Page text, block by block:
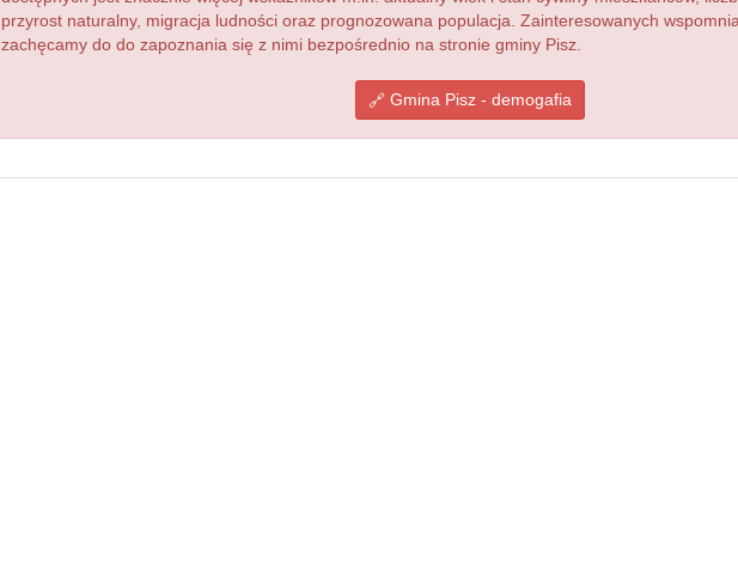
przyrost naturalny, migracja ludności oraz prognozowana populacja. Zainteresowanych
zachęcamy do do zapoznania się z nimi bezpośrednio na stronie gminy Pisz.
Gmina Pisz - demogafia